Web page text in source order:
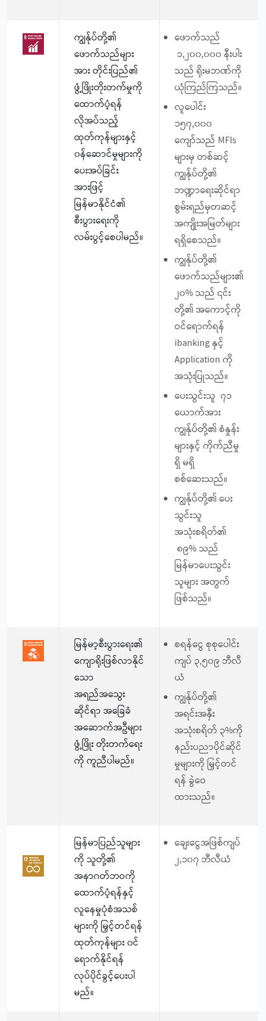
ကျွန်ုပ်တို့၏
ဖောက်သည်များ
အား တိုင်းပြည်၏
ဖွံ့ဖြိုးတိုးတက်မှုကို
ထောက်ပံ့ရန်
လိုအပ်သည့်
ထုတ်ကုန်များနှင့်
၀န်ဆောင်မှုများကို
ပေးအပ်ခြင်း
အားဖြင့်
မြန်မာနိုင်ငံ၏
စီးပွားရေးကို
လမ်းပွင့်စေပါမည်။
ဖောက်သည်
၁,၂၀၀,၀၀၀ နီးပါး
သည် ရိုးမဘဏ်ကို
ယုံကြည်ကြသည်။
လူပေါင်း
၁၅၇,၀၀၀
ကျော်သည် MFIs
များမှ တစ်ဆင့်
ကျွန်ုပ်တို့၏
ဘဏ္ဍာရေးဆိုင်ရာ
စွမ်းရည်မှတဆင့်
အကျိုးအမြတ်များ
ရရှိစေသည်။
ကျွန်ုပ်တို့၏
ဖောက်သည်များ၏
၂၀% သည် ၎င်း
တို့၏ အကောင့်ကို
ဝင်ရောက်ရန်
ibanking နှင့်
Application ကို
အသုံးပြုသည်။
ပေးသွင်းသူ ၇၁
ယောက်အား
ကျွန်ုပ်တို့၏ စံနှုန်း
များနှင့် ကိုက်ညီမှု
ရှိ မရှိ
စစ်ဆေးသည်။
ကျွန်ုပ်တို့၏ ပေး
သွင်းသူ
အသုံးစရိတ်၏
၈၉% သည်
မြန်မာပေးသွင်း
သူများ အတွက်
ဖြစ်သည်။
မြန်မာ့စီးပွားရေး၏
ကျောရိုးဖြစ်လာနိုင်
သော
အရည်အသွေး
ဆိုင်ရာ အခြေခံ
အဆောက်အဦများ
ဖွံ့ဖြိုး တိုးတက်ရေး
ကို ကူညီပါမည်။
စရန်ငွေ စုစုပေါင်း
ကျပ် ၃,၅၀၉ ဘီလီ
ယံ
ကျွန်ုပ်တို့၏
အရင်းအနှီး
အသုံးစရိတ် ၃%ကို
နည်းပညာပိုင်ဆိုင်
မှုများကို မြှင့်တင်
ရန် ခွဲဝေ
ထားသည်။
မြန်မာပြည်သူများ
ကို သူတို့၏
အနာဂတ်ဘဝကို
ထောက်ပံ့ရန်နှင့်
လူနေမှုပုံစံအသစ်
များကို မြှင့်တင်ရန်
ထုတ်ကုန်များ ၀င်
ရောက်နိုင်ရန်
လုပ်ပိုင်ခွင့်ပေးပါ
မည်။
ချေးငွေအဖြစ်ကျပ်
၂,၁၀၇ ဘီလီယံ